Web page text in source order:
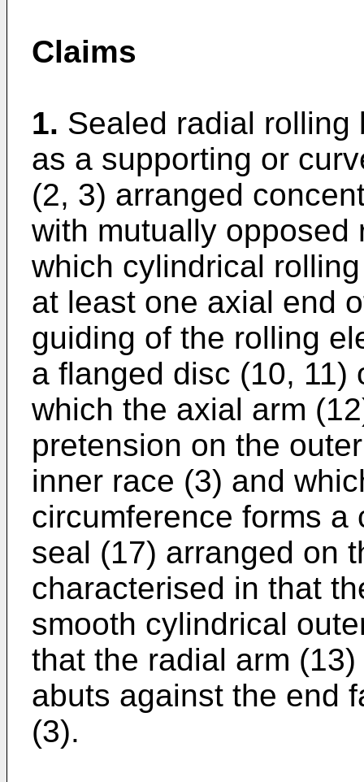
Claims
1. Sealed radial
as a supporting or
(2, 3) arranged
with mutually opposed
which cylindrical
at least one axial end
guiding of the rolling
a flanged disc (10, 11)
which the axial arm
pretension on the
inner race (3) and
circumference forms a
seal (17) arranged on
characterised in that
smooth cylindrical
that the radial arm
abuts against the end
(3).